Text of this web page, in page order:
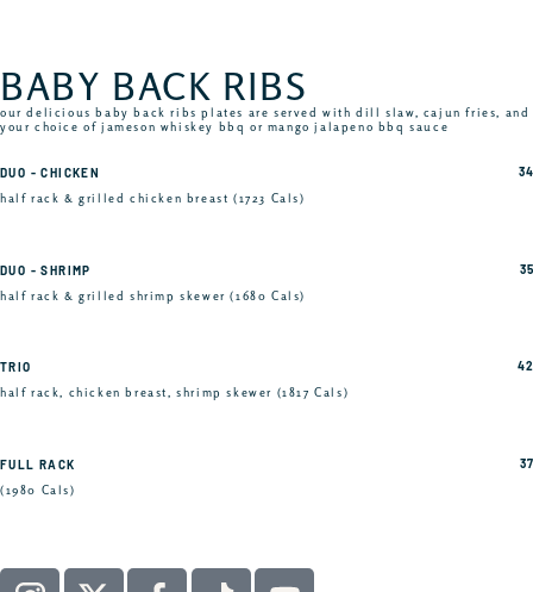
BABY BACK RIBS
our delicious baby back ribs plates are served with dill slaw, cajun fries, and
your choice of jameson whiskey bbq or mango jalapeno bbq sauce
DUO - CHICKEN
half rack & grilled chicken breast (1723 Cals)
34
DUO - SHRIMP
half rack & grilled shrimp skewer (1680 Cals)
35
TRIO
half rack, chicken breast, shrimp skewer (1817 Cals)
42
FULL RACK
(1980 Cals)
37